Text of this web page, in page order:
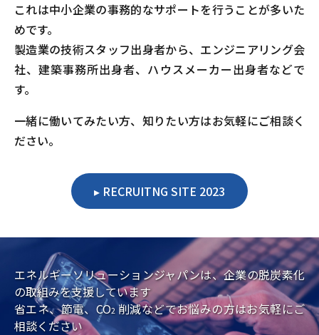
これは中小企業の事務的なサポートを行うことが多いた
めです。
製造業の技術スタッフ出身者から、エンジニアリング会
社、建築事務所出身者、ハウスメーカー出身者などで
す。
一緒に働いてみたい方、知りたい方はお気軽にご相談く
ださい。
RECRUITNG SITE 2023
エネルギーソリューションジャパンは、企業の脱炭素化
の取組みを支援しています
省エネ、節電、CO2 削減などでお悩みの方はお気軽にご
相談ください